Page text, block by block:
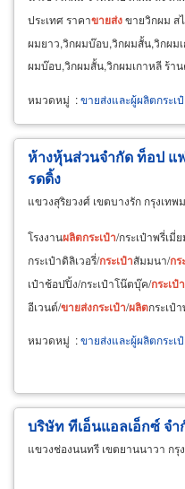
ประเทศ ราคาขายส่งขายวิกผม ส
ผมยาว,วิกผมบ๊อบ,วิกผมสั้น,วิกผม
ผมบ๊อบ,วิกผมสั้น,วิกผมเกาหลี ร้า
หมวดหมู่ :ขายส่งและผู้ผลิตกระเ
ห้างหุ้นส่วนจำกัด ท็อป แ
รดดิ้ง
แขวงสุริยวงศ์ เขตบางรัก กรุงเท
โรงงานผลิตกระเป๋า/กระเป๋าพรี่เมี่
กระเป๋าดิลิเวอรี่/กระเป๋าสัมมนา/กร
เป๋าช้อปปิ้ง/กระเป๋าโน๊ตบุ๊ค/กระเป๋า
อีเวนต์/ขายส่งกระเป๋า/ผลิตกระเป๋
หมวดหมู่ :ขายส่งและผู้ผลิตกระเ
บริษัท ทีเอ็นแอลเอ็กซ์ จำ
แขวงช่องนนทรี เขตยานนาวา กรุ